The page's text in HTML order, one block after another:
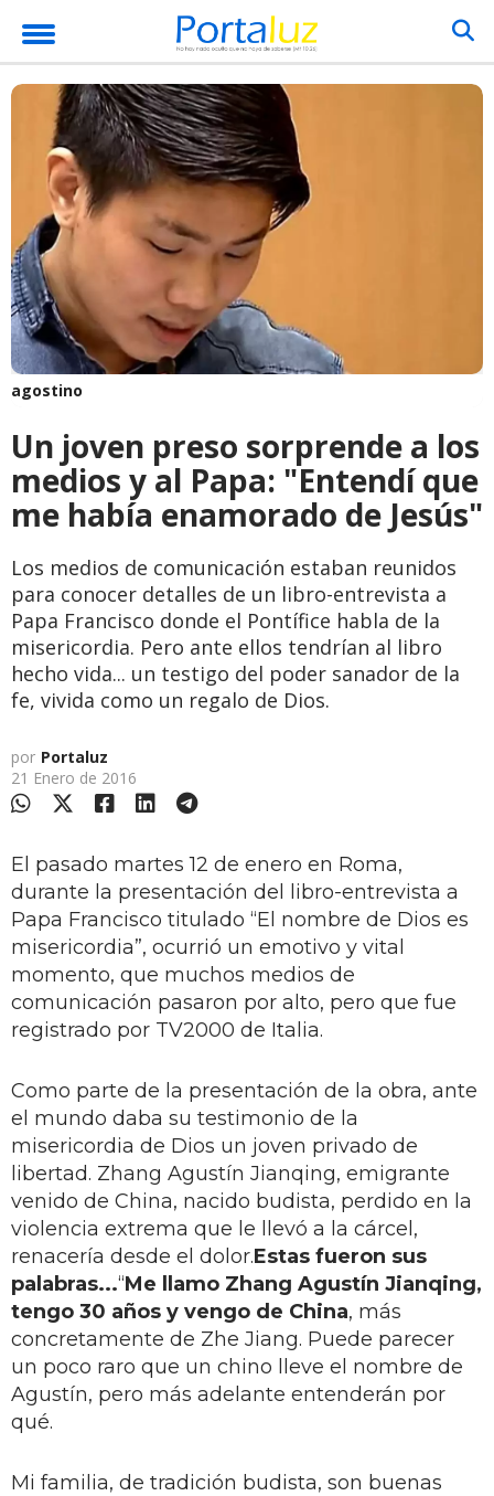
agostino
Un joven preso sorprende a los
medios y al Papa: "Entendí que
me había enamorado de Jesús"
Los medios de comunicación estaban reunidos
para conocer detalles de un libro-entrevista a
Papa Francisco donde el Pontífice habla de la
misericordia. Pero ante ellos tendrían al libro
hecho vida... un testigo del poder sanador de la
fe, vivida como un regalo de Dios.
por Portaluz
21 Enero de 2016
El pasado martes 12 de enero en Roma,
durante la presentación del libro-entrevista a
Papa Francisco titulado “El nombre de Dios es
misericordia”, ocurrió un emotivo y vital
momento, que muchos medios de
comunicación pasaron por alto, pero que fue
registrado por TV2000 de Italia.
Como parte de la presentación de la obra, ante
el mundo daba su testimonio de la
misericordia de Dios un joven privado de
libertad. Zhang Agustín Jianqing, emigrante
venido de China, nacido budista, perdido en la
violencia extrema que le llevó a la cárcel,
renacería desde el dolor.Estas fueron sus
palabras...“Me llamo Zhang Agustín Jianqing,
tengo 30 años y vengo de China, más
concretamente de Zhe Jiang. Puede parecer
un poco raro que un chino lleve el nombre de
Agustín, pero más adelante entenderán por
qué.
Mi familia, de tradición budista, son buenas